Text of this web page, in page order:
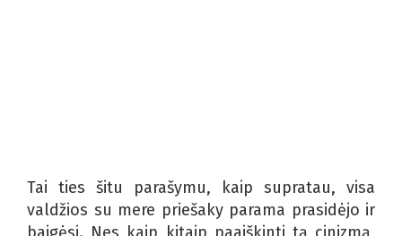
Tai ties šitu parašymu, kaip supratau, visa
valdžios su mere priešaky parama prasidėjo ir